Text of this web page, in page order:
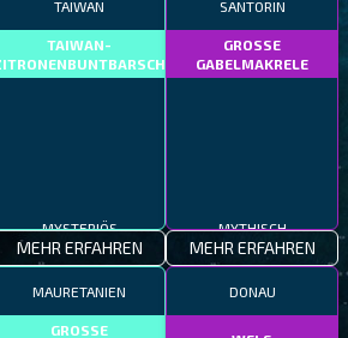
TAIWAN
TAIWAN-
MEHR ERFAHREN
SANTORIN
GROSSE
GABELMAKRELE
MEHR ERFAHREN
MAURETANIEN
GROSSE
DONAU